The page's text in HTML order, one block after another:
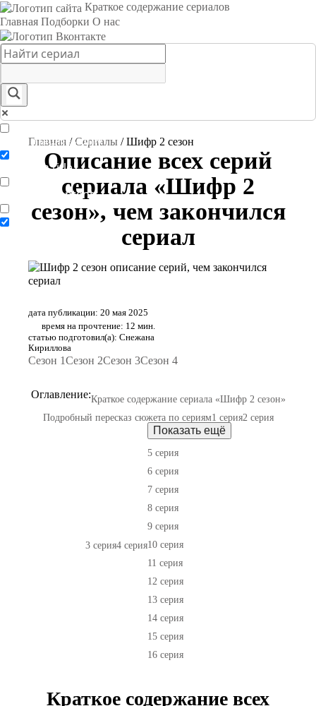
Краткое содержание сериалов
Главная Подборки О нас
Exact matches only
Search in title
Search in content
Главная /Сериалы /Шифр 2 сезон
Описание всех серий
сериала «Шифр 2
сезон», чем закончился
сериал
дата публикации: 20 мая 2025
время на прочтение: 12 мин.
статью подготовил(а): Снежана
Кириллова
Сезон 1Сезон 2Сезон 3Сезон 4
Оглавление:Краткое содержание сериала «Шифр 2 сезон»
Подробный пересказ сюжета по сериям1 серия2 серия
3 серия4 серия
Показать ещё
5 серия
6 серия
7 серия
8 серия
9 серия
10 серия
11 серия
12 серия
13 серия
14 серия
15 серия
16 серия
Краткое содержание всех